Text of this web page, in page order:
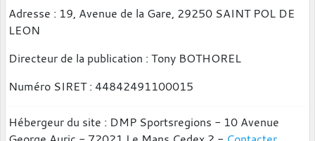
Adresse : 19, Avenue de la Gare, 29250 SAINT POL DE
LEON
Directeur de la publication : Tony BOTHOREL
Numéro SIRET : 44842491100015
Hébergeur du site : DMP Sportsregions - 10 Avenue